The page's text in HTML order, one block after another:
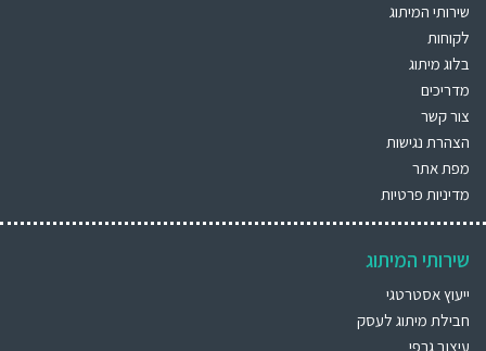
שירותי המיתוג
לקוחות
בלוג מיתוג
מדריכים
צור קשר
הצהרת נגישות
מפת אתר
מדיניות פרטיות
שירותי המיתוג
ייעוץ אסטרטגי
חבילת מיתוג לעסק
עיצוב גרפי